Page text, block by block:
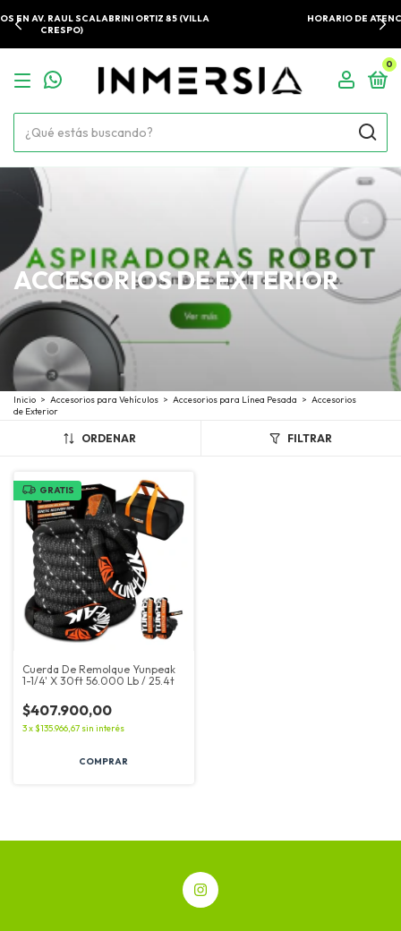
HORARIO DE ATENCIÓN: LU - VIE 10:00 A 18:00. SÁBADOS 10:00 A
0
ACCESORIOS DE EXTERIOR
Inicio > Accesorios para Vehículos > Accesorios para Línea Pesada > Accesorios
de Exterior
ORDENAR FILTRAR
GRATIS
Cuerda De Remolque Yunpeak
1-1/4' X 30ft 56.000 Lb / 25.4t
$407.900,00
3x$135.966,67 sin interés
COMPRAR